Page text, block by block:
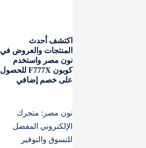
اكتشف أحدث
المنتجات والعروض في
نون مصر واستخدم
كوبون F777X للحصول
على خصم إضافي
نون مصر: متجرك
الإلكتروني المفضل
للتسوق والتوفير